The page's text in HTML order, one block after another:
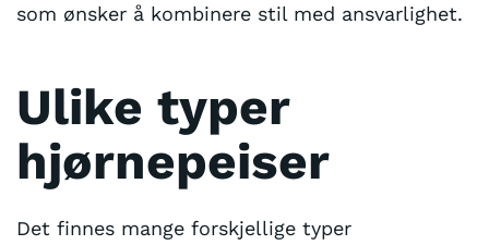
som ønsker å kombinere stil med ansvarlighet.
Ulike typer
hjørnepeiser
Det finnes mange forskjellige typer